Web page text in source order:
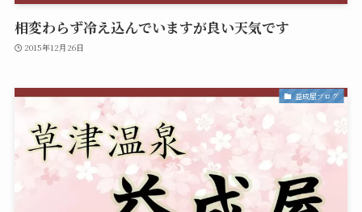
相変わらず冷え込んでいますが良い天気です
2015年12月26日
益成屋ブログ